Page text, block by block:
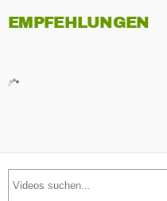
EMPFEHLUNGEN